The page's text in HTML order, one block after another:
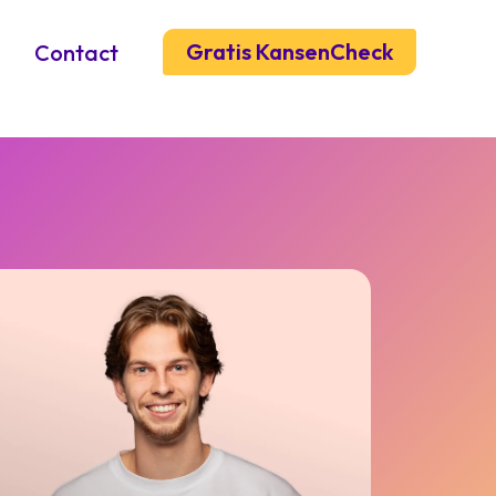
Contact Gratis KansenCheck